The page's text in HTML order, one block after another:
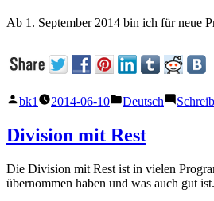
Ab 1. September 2014 bin ich für neue
Veröffentlicht
bk1 2014-06-10
Veröffentlicht
Deutsch
Division mit Rest
Die Division mit Rest ist in vielen
übernommen haben und was auch gut